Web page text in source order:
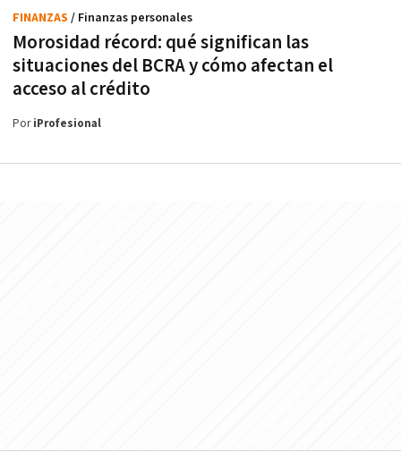
Morosidad récord: qué significan las
situaciones del BCRA y cómo afectan el
acceso al crédito
FINANZAS / Finanzas personales
PoriProfesional